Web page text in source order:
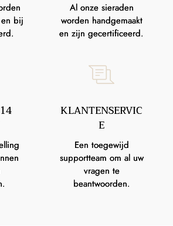
bij
Al onze sieraden
worden handgemaakt
en zijn gecertificeerd.
KLANTENSERVIC
E
Een toegewijd
supportteam om al uw
vragen te
beantwoorden.